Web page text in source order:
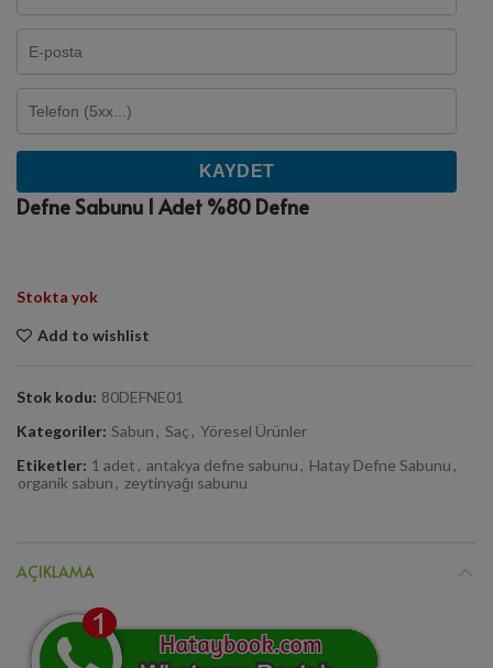
KAYDET
Defne Sabunu 1 Adet %80 Defne
Stokta yok
Add to wishlist
Stok kodu: 80DEFNE01
Kategoriler: Sabun, Saç, Yöresel Ürünler
Etiketler: 1 adet, antakya defne sabunu, Hatay Defne Sabunu,
organik sabun, zeytinyağı sabunu
AÇIKLAMA